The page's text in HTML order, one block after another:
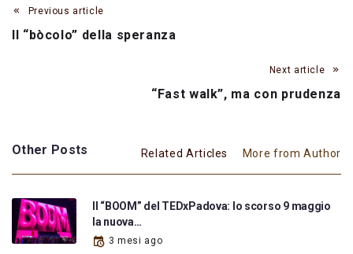
Previous article
Il “bòcolo” della speranza
Next article
“Fast walk”, ma con prudenza
Other Posts Related Articles More from Author
Il “BOOM” del TEDxPadova: lo scorso 9 maggio
la nuova…
3 mesi ago